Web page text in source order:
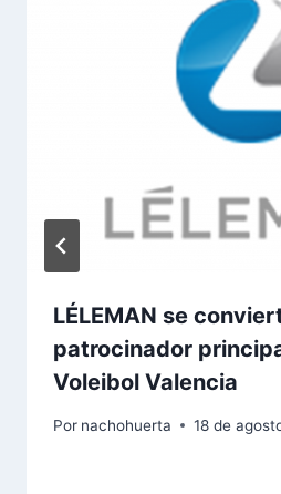
LÉLEMAN se
patrocinador
Voleibol Valencia
Por nachohuerta 18 de